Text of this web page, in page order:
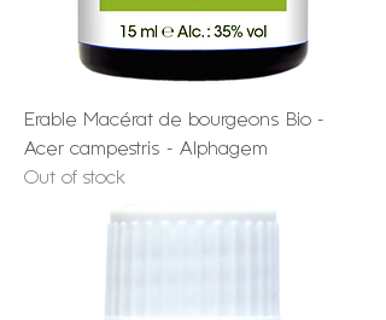
Erable Macérat de bourgeons Bio -
Acer campestris - Alphagem
Out of stock